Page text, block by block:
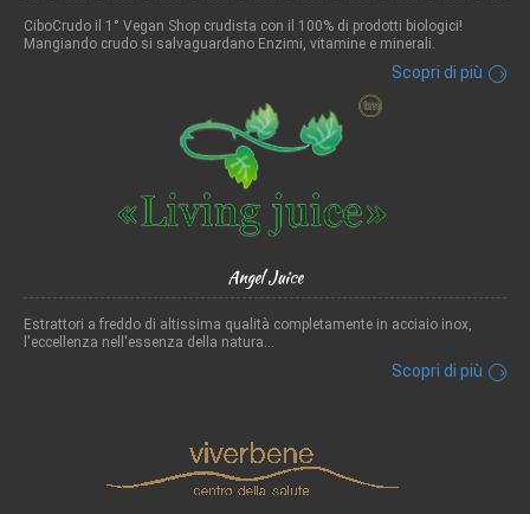
CiboCrudo il 1° Vegan Shop crudista con il 100% di prodotti biologici!
Mangiando crudo si salvaguardano Enzimi, vitamine e minerali.
Scopri di più
Angel Juice
Estrattori a freddo di altissima qualità completamente in acciaio inox,
l'eccellenza nell'essenza della natura...
Scopri di più